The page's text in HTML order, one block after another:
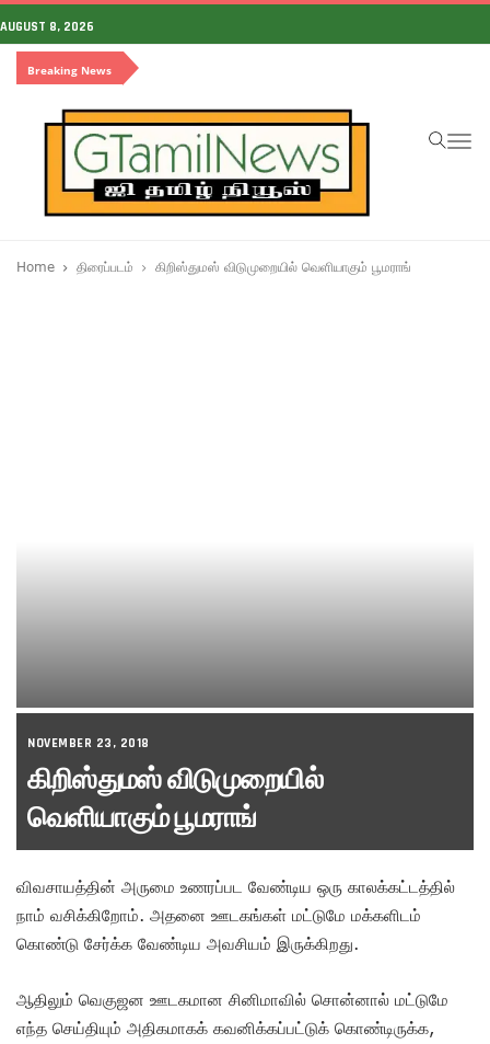
AUGUST 8, 2026
Breaking News
Home திரைப்படம் கிறிஸ்துமஸ் விடுமுறையில் வெளியாகும் பூமராங்
NOVEMBER 23, 2018
கிறிஸ்துமஸ் விடுமுறையில்
வெளியாகும் பூமராங்
விவசாயத்தின் அருமை உணரப்பட வேண்டிய ஒரு காலக்கட்டத்தில்
நாம் வசிக்கிறோம். அதனை ஊடகங்கள் மட்டுமே மக்களிடம்
கொண்டு சேர்க்க வேண்டிய அவசியம் இருக்கிறது.
ஆதிலும் வெகுஜன ஊடகமான சினிமாவில் சொன்னால் மட்டுமே
எந்த செய்தியும் அதிகமாகக் கவனிக்கப்பட்டுக் கொண்டிருக்க,